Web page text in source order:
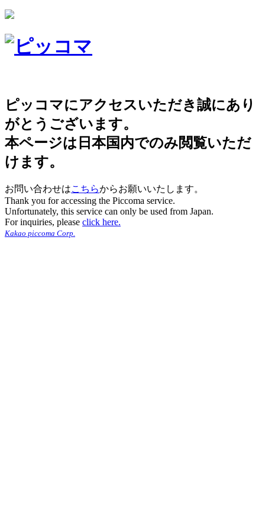
ピッコマにアクセスいただき誠にあり
がとうございます。
本ページは日本国内でのみ閲覧いただ
けます。
お問い合わせはこちらからお願いいたします。
Thank you for accessing the Piccoma service.
Unfortunately, this service can only be used from Japan.
For inquiries, please click here.
Kakao piccoma Corp.